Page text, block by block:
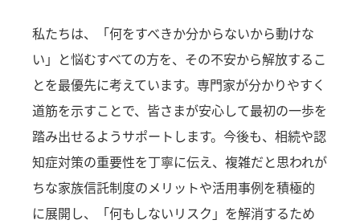
私たちは、「何をすべきか分からないから動けな
い」と悩むすべての方を、その不安から解放するこ
とを最優先に考えています。専門家が分かりやすく
道筋を示すことで、皆さまが安心して最初の一歩を
踏み出せるようサポートします。今後も、相続や認
知症対策の重要性を丁寧に伝え、複雑だと思われが
ちな家族信託制度のメリットや活用事例を積極的
に展開し、「何もしないリスク」を解消するため